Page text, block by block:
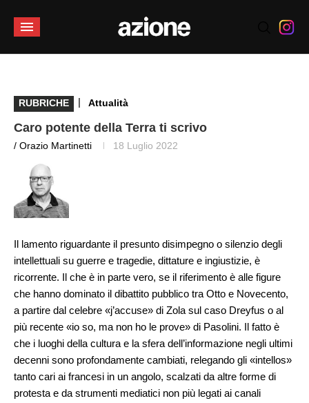
RUBRICHE | Attualità
Caro potente della Terra ti scrivo
/ Orazio Martinetti 18 Luglio 2022
Il lamento riguardante il presunto disimpegno o silenzio degli
intellettuali su guerre e tragedie, dittature e ingiustizie, è
ricorrente. Il che è in parte vero, se il riferimento è alle figure
che hanno dominato il dibattito pubblico tra Otto e Novecento,
a partire dal celebre «j’accuse» di Zola sul caso Dreyfus o al
più recente «io so, ma non ho le prove» di Pasolini. Il fatto è
che i luoghi della cultura e la sfera dell’informazione negli ultimi
decenni sono profondamente cambiati, relegando gli «intellos»
tanto cari ai francesi in un angolo, scalzati da altre forme di
protesta e da strumenti mediatici non più legati ai canali